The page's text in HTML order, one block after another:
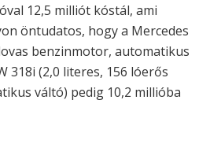
12,5 milliót kóstál, ami
öntudatos, hogy a Mercedes
benzinmotor, automatikus
318i (2,0 literes, 156 lóerős
váltó) pedig 10,2 millióba